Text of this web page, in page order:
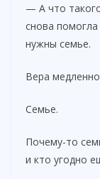
— А что
снова помогла
нужны семье.
Вера
Семье.
Почему-то
и кто угодно